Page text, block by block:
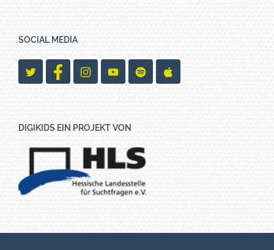
SOCIAL MEDIA
DIGIKIDS EIN PROJEKT VON